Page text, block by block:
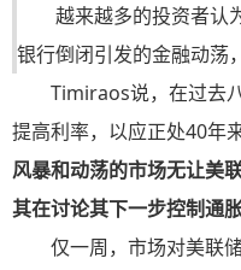
越来越多的投资者认
银行倒闭引发的金融动荡
Timiraos说，在过去
提高利率，以应正处40年
风暴和动荡的市场无让美
其在讨论其下一步控制通
仅一周，市场对美联